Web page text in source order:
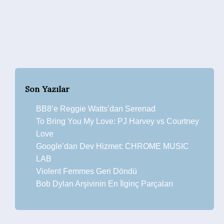
Son Yazılar
BB8’e Reggie Watts’dan Serenad
To Bring You My Love: PJ Harvey vs Courtney
Love
Google’dan Dev Hizmet: CHROME MUSIC
LAB
Violent Femmes Geri Döndü
Bob Dylan Arşivinin En İlginç Parçaları